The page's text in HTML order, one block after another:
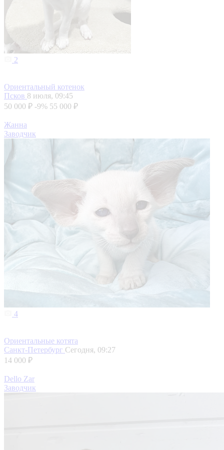
2
Ориентальный котенок
Псков 8 июля, 09:45
50 000 ₽ -9% 55 000 ₽
Жанна
Заводчик
4
Ориентальные котята
Санкт-Петербург Сегодня, 09:27
14 000 ₽
Dello Zar
Заводчик